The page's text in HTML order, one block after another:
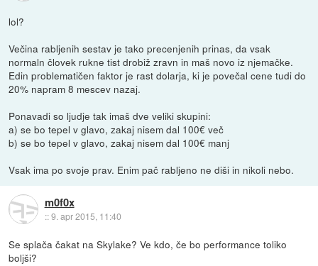
lol?
Večina rabljenih sestav je tako precenjenih prinas, da vsak
normaln človek rukne tist drobiž zravn in maš novo iz njemačke.
Edin problematičen faktor je rast dolarja, ki je povečal cene tudi do
20% napram 8 mescev nazaj.
Ponavadi so ljudje tak imaš dve veliki skupini:
a) se bo tepel v glavo, zakaj nisem dal 100€ več
b) se bo tepel v glavo, zakaj nisem dal 100€ manj
Vsak ima po svoje prav. Enim pač rabljeno ne diši in nikoli nebo.
m0f0x
::9. apr 2015, 11:40
Se splača čakat na Skylake? Ve kdo, če bo performance toliko
boljši?